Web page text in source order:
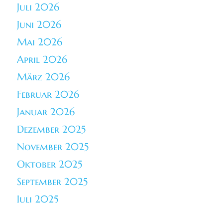
Juli 2026
Juni 2026
Mai 2026
April 2026
März 2026
Februar 2026
Januar 2026
Dezember 2025
November 2025
Oktober 2025
September 2025
Juli 2025